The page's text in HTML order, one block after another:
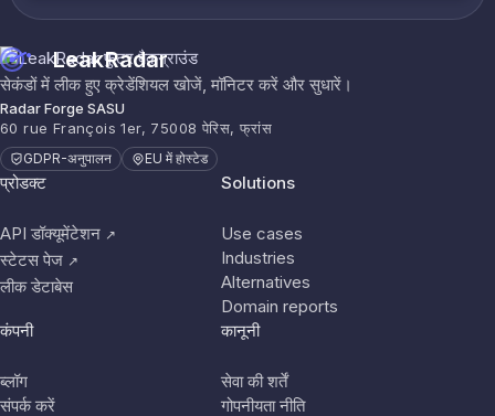
LeakRadar
सेकंडों में लीक हुए क्रेडेंशियल खोजें, मॉनिटर करें और सुधारें।
Radar Forge SASU
60 rue François 1er, 75008 पेरिस, फ्रांस
GDPR-अनुपालन EU में होस्टेड
प्रोडक्ट
API डॉक्यूमेंटेशन ↗
स्टेटस पेज ↗
लीक डेटाबेस
Solutions
Use cases
Industries
Alternatives
Domain reports
कंपनी
ब्लॉग
संपर्क करें
कानूनी
सेवा की शर्तें
गोपनीयता नीति